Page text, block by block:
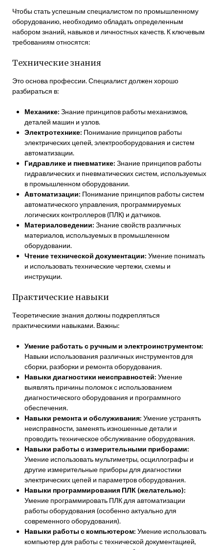
Чтобы стать успешным специалистом по промышленному
оборудованию, необходимо обладать определенным
набором знаний, навыков и личностных качеств. К ключевым
требованиям относятся:
Технические знания
Это основа профессии. Специалист должен хорошо
разбираться в:
Механике: Знание принципов работы механизмов,
деталей машин и узлов.
Электротехнике: Понимание принципов работы
электрических цепей, электрооборудования и систем
автоматизации.
Гидравлике и пневматике: Знание принципов работы
гидравлических и пневматических систем, используемых
в промышленном оборудовании.
Автоматизации: Понимание принципов работы систем
автоматического управления, программируемых
логических контроллеров (ПЛК) и датчиков.
Материаловедении: Знание свойств различных
материалов, используемых в промышленном
оборудовании.
Чтение технической документации: Умение понимать
и использовать технические чертежи, схемы и
инструкции.
Практические навыки
Теоретические знания должны подкрепляться
практическими навыками. Важны:
Умение работать с ручным и электроинструментом:
Навыки использования различных инструментов для
сборки, разборки и ремонта оборудования.
Навыки диагностики неисправностей: Умение
выявлять причины поломок с использованием
диагностического оборудования и программного
обеспечения.
Навыки ремонта и обслуживания: Умение устранять
неисправности, заменять изношенные детали и
проводить техническое обслуживание оборудования.
Навыки работы с измерительными приборами:
Умение использовать мультиметры, осциллографы и
другие измерительные приборы для диагностики
электрических цепей и параметров оборудования.
Навыки программирования ПЛК (желательно):
Умение программировать ПЛК для автоматизации
работы оборудования (особенно актуально для
современного оборудования).
Навыки работы с компьютером: Умение использовать
компьютер для работы с технической документацией,